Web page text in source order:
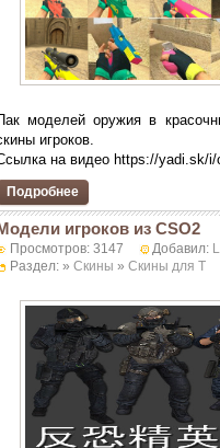
моделей оружия в
игроков.
на видео https://yadi.sk/i/
Подробнее
игроков из CSO2
Просмотров: 3147 Добавил:
Раздел: » Скины » Скины для T